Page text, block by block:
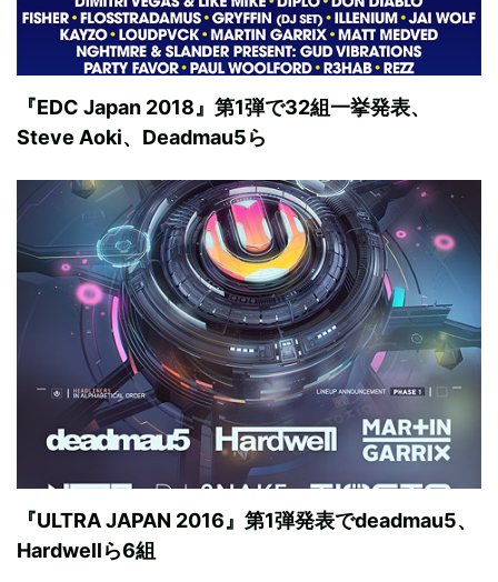
『EDC Japan 2018』第1弾で32組一挙発表、
Steve Aoki、Deadmau5ら
『ULTRA JAPAN 2016』第1弾発表でdeadmau5、
Hardwellら6組